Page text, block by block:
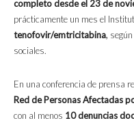
completo desde el 23 de
prácticamente un mes el
tenofovir/emtricitabina,
sociales.
En una conferencia de prensa
Red de Personas Afectadas
con al menos 10 denuncias